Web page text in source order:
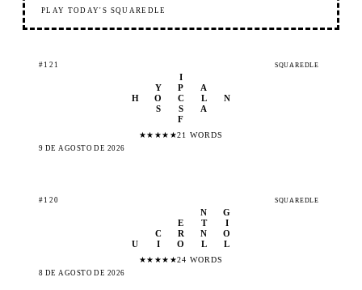
PLAY TODAY'S SQUAREDLE
#121 SQUAREDLE
I
Y
P
A
H
O C L
N
S
S
A
F
★★ ★★ ★21 WORDS
9 DE AGOSTO DE 2026
#120 SQUAREDLE
N
G
E
T
I
C
R N
O
U
I O L L
★★ ★★ ★24 WORDS
8 DE AGOSTO DE 2026